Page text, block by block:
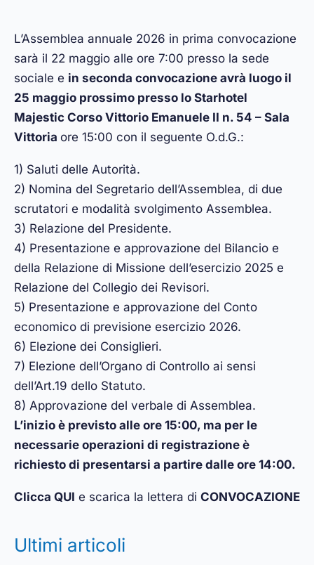
L’Assemblea annuale 2026 in prima convocazione
sarà il 22 maggio alle ore 7:00 presso la sede
sociale e in seconda convocazione avrà luogo il
25 maggio prossimo presso lo Starhotel
Majestic Corso Vittorio Emanuele II n. 54 – Sala
Vittoria ore 15:00 con il seguente O.d.G.:
1) Saluti delle Autorità.
2) Nomina del Segretario dellʼAssemblea, di due
scrutatori e modalità svolgimento Assemblea.
3) Relazione del Presidente.
4) Presentazione e approvazione del Bilancio e
della Relazione di Missione dellʼesercizio 2025 e
Relazione del Collegio dei Revisori.
5) Presentazione e approvazione del Conto
economico di previsione esercizio 2026.
6) Elezione dei Consiglieri.
7) Elezione dellʼOrgano di Controllo ai sensi
dellʼArt.19 dello Statuto.
8) Approvazione del verbale di Assemblea.
L’inizio è previsto alle ore 15:00, ma per le
necessarie operazioni di registrazione è
richiesto di presentarsi a partire dalle ore 14:00.
Clicca QUI e scarica la lettera di CONVOCAZIONE
Ultimi articoli